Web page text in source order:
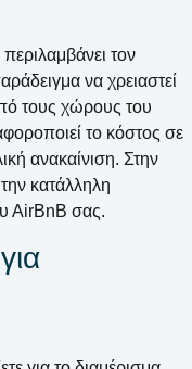
τον
να χρειαστεί
τους χώρους του
το κόστος σε
ανακαίνιση. Στην
κατάλληλη
ΑirΒnΒ σας.